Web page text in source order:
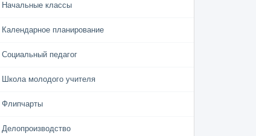
Начальные классы
Календарное планирование
Социальный педагог
Школа молодого учителя
Флипчарты
Делопроизводство